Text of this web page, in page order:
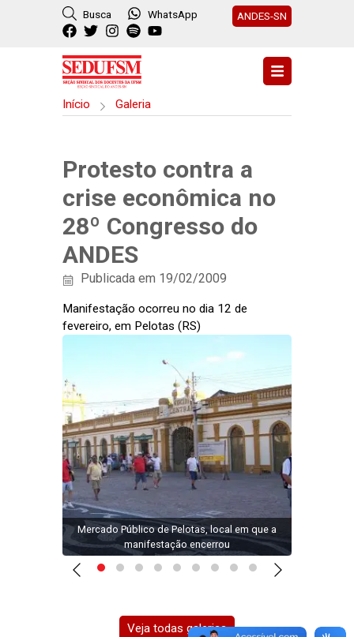
Busca WhatsApp ANDES-SN
Início Galeria
Protesto contra a
crise econômica no
28º Congresso do
ANDES
Publicada em 19/02/2009
Manifestação ocorreu no dia 12 de
fevereiro, em Pelotas (RS)
Mercado Público de Pelotas, local em que a
manifestação encerrou
Veja todas galerias